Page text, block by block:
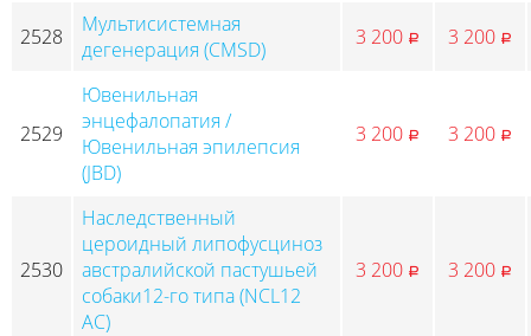
2528
Мультисистемная
дегенерация (CMSD)
3 200 p 3 200 p
2529
Ювенильная
энцефалопатия /
Ювенильная эпилепсия
(JBD)
3 200 p 3 200 p
2530
Наследственный
цероидный липофусциноз
австралийской пастушьей
собаки12-го типа (NCL12
АС)
3 200 p 3 200 p